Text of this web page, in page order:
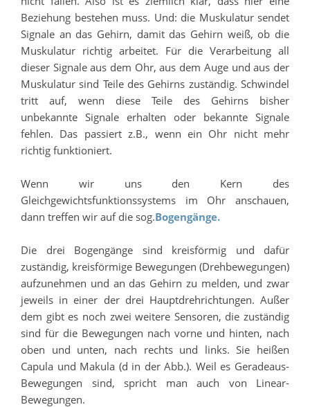
Beziehung bestehen muss. Und: die Muskulatur sendet
Signale an das Gehirn, damit das Gehirn weiß, ob die
Muskulatur richtig arbeitet. Für die Verarbeitung all
dieser Signale aus dem Ohr, aus dem Auge und aus der
Muskulatur sind Teile des Gehirns zuständig. Schwindel
tritt auf, wenn diese Teile des Gehirns bisher
unbekannte Signale erhalten oder bekannte Signale
fehlen. Das passiert z.B., wenn ein Ohr nicht mehr
richtig funktioniert.
Wenn wir uns den Kern des
Gleichgewichtsfunktionssystems im Ohr anschauen,
dann treffen wir auf die sog.Bogengänge.
Die drei Bogengänge sind kreisförmig und dafür
zuständig, kreisförmige Bewegungen (Drehbewegungen)
aufzunehmen und an das Gehirn zu melden, und zwar
jeweils in einer der drei Hauptdrehrichtungen. Außer
dem gibt es noch zwei weitere Sensoren, die zuständig
sind für die Bewegungen nach vorne und hinten, nach
oben und unten, nach rechts und links. Sie heißen
Capula und Makula (d in der Abb.). Weil es Geradeaus-
Bewegungen sind, spricht man auch von Linear-
Bewegungen.